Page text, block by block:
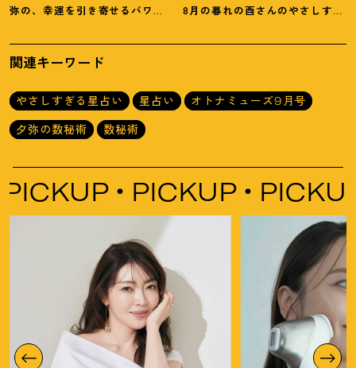
弥の、幸運を引き寄せるパワー
8月の暮れの酉さんのやさしすぎ
関連キーワード
やさしすぎる星占い 星占い
オトナミューズ9月号
夕弥の数秘術
数秘術
PICKUP PICKUP